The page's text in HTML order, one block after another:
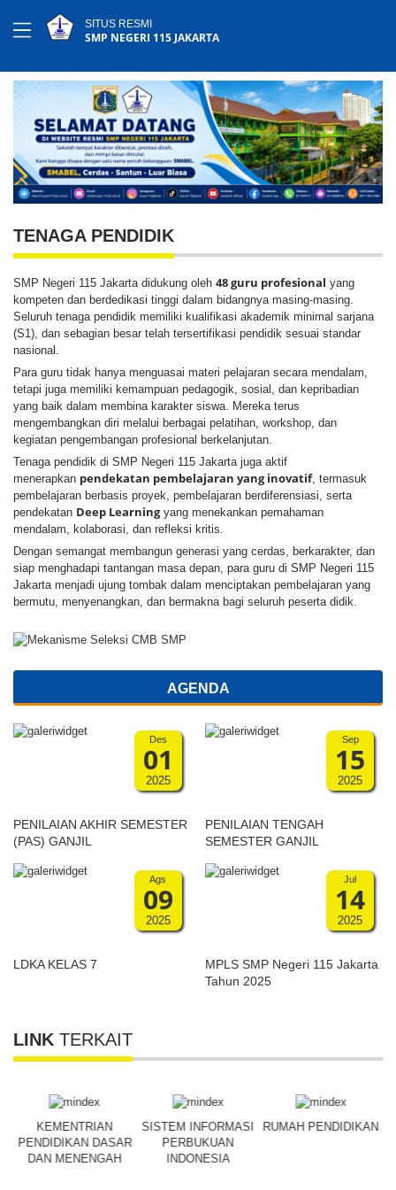
SITUS RESMI
SMP NEGERI 115 JAKARTA
TENAGA PENDIDIK
SMP Negeri 115 Jakarta didukung oleh 48 guru profesional yang
kompeten dan berdedikasi tinggi dalam bidangnya masing-masing.
Seluruh tenaga pendidik memiliki kualifikasi akademik minimal sarjana
(S1), dan sebagian besar telah tersertifikasi pendidik sesuai standar
nasional.
Para guru tidak hanya menguasai materi pelajaran secara mendalam,
tetapi juga memiliki kemampuan pedagogik, sosial, dan kepribadian
yang baik dalam membina karakter siswa. Mereka terus
mengembangkan diri melalui berbagai pelatihan, workshop, dan
kegiatan pengembangan profesional berkelanjutan.
Tenaga pendidik di SMP Negeri 115 Jakarta juga aktif
menerapkan pendekatan pembelajaran yang inovatif, termasuk
pembelajaran berbasis proyek, pembelajaran berdiferensiasi, serta
pendekatan Deep Learningyang menekankan pemahaman
mendalam, kolaborasi, dan refleksi kritis.
Dengan semangat membangun generasi yang cerdas, berkarakter, dan
siap menghadapi tantangan masa depan, para guru di SMP Negeri 115
Jakarta menjadi ujung tombak dalam menciptakan pembelajaran yang
bermutu, menyenangkan, dan bermakna bagi seluruh peserta didik.
AGENDA
Des
01
2025
PENILAIAN AKHIR SEMESTER
(PAS) GANJIL
Sep
15
2025
PENILAIAN TENGAH
SEMESTER GANJIL
Ags
09
2025
LDKA KELAS 7
Jul
14
2025
MPLS SMP Negeri 115 Jakarta
Tahun 2025
LINK TERKAIT
KEMENTRIAN
PENDIDIKAN DASAR
DAN MENENGAH
SISTEM INFORMASI
PERBUKUAN
INDONESIA
RUMAH PENDIDIKAN